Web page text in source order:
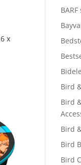
x
Bird
Bird
Bird
Bird
Bird